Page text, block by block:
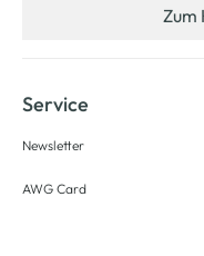
Zum
Service
Newsletter
AWG Card